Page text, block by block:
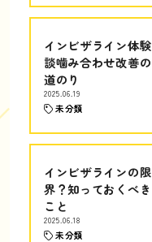
インビザライン体験
談噛み合わせ改善の
道のり
2025.06.19
未分類
インビザラインの限
界？知っておくべき
こと
2025.06.18
未分類